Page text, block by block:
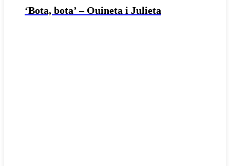
‘Bota, bota’ – Ouineta i Julieta